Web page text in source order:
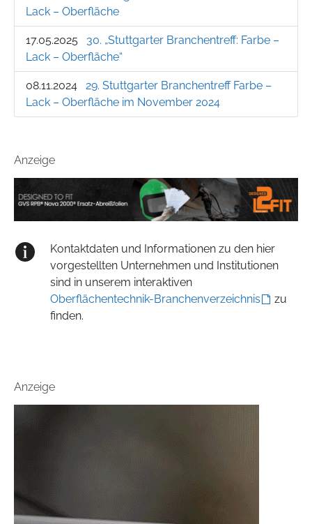
Lack – Oberfläche
17.05.2025
30. „Stuttgarter Branchentreff: Farbe –
Lack – Oberfläche“
08.11.2024
29. Stuttgarter Branchentreff Farbe –
Lack – Oberfläche im November 2024
Anzeige
Kontaktdaten und Informationen zu den hier
vorgestellten Unternehmen und Institutionen
sind in unserem interaktiven
Oberflächentechnik-Branchenverzeichnis
zu
finden.
Anzeige